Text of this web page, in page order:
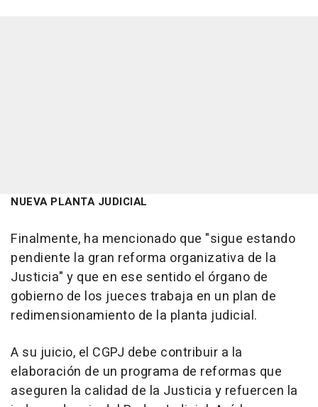
NUEVA PLANTA JUDICIAL
Finalmente, ha mencionado que "sigue estando
pendiente la gran reforma organizativa de la
Justicia" y que en ese sentido el órgano de
gobierno de los jueces trabaja en un plan de
redimensionamiento de la planta judicial.
A su juicio, el CGPJ debe contribuir a la
elaboración de un programa de reformas que
aseguren la calidad de la Justicia y refuercen la